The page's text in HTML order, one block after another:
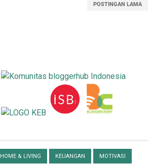
POSTINGAN LAMA
HOME & LIVING KEUANGAN MOTIVASI